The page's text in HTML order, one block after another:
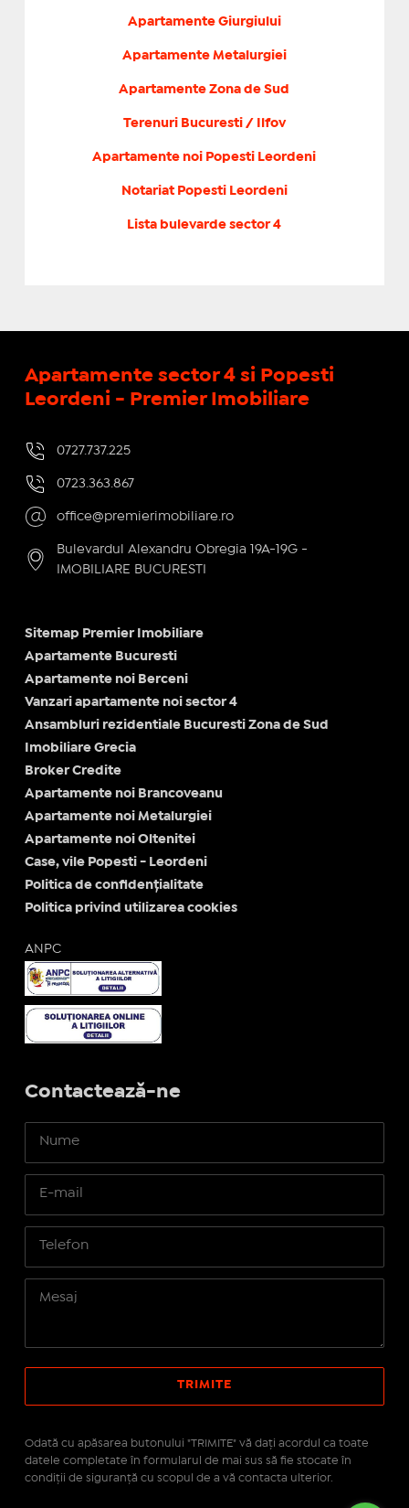
Apartamente Giurgiului
Apartamente Metalurgiei
Apartamente Zona de Sud
Terenuri Bucuresti / Ilfov
Apartamente noi Popesti Leordeni
Notariat Popesti Leordeni
Lista bulevarde sector 4
Apartamente sector 4 si Popesti
Leordeni - Premier Imobiliare
0727.737.225
0723.363.867
office@premierimobiliare.ro
Bulevardul Alexandru Obregia 19A-19G -
IMOBILIARE BUCURESTI
Sitemap Premier Imobiliare
Apartamente Bucuresti
Apartamente noi Berceni
Vanzari apartamente noi sector 4
Ansambluri rezidentiale Bucuresti Zona de Sud
Imobiliare Grecia
Broker Credite
Apartamente noi Brancoveanu
Apartamente noi Metalurgiei
Apartamente noi Oltenitei
Case, vile Popesti - Leordeni
Politica de confidențialitate
Politica privind utilizarea cookies
ANPC
Contactează-ne
Odată cu apăsarea butonului "TRIMITE" vă daţi acordul ca toate
datele completate în formularul de mai sus să fie stocate în
condiţii de siguranţă cu scopul de a vă contacta ulterior.